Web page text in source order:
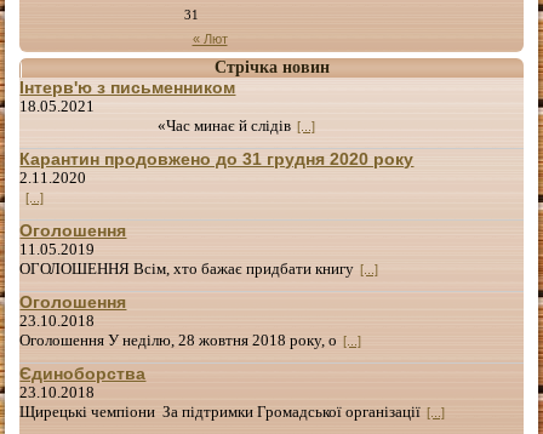
« Лют
31
Стрічка новин
Інтерв'ю з письменником
18.05.2021
«Час минає й слідів [...]
Карантин продовжено до 31 грудня 2020 року
2.11.2020
[...]
Оголошення
11.05.2019
ОГОЛОШЕННЯ Всім, хто бажає придбати книгу [...]
Оголошення
23.10.2018
Оголошення У неділю, 28 жовтня 2018 року, о [...]
Єдиноборства
23.10.2018
Щирецькі чемпіони За підтримки Громадської організації [...]